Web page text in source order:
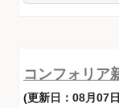
コンフォリア
(更新日：08月07